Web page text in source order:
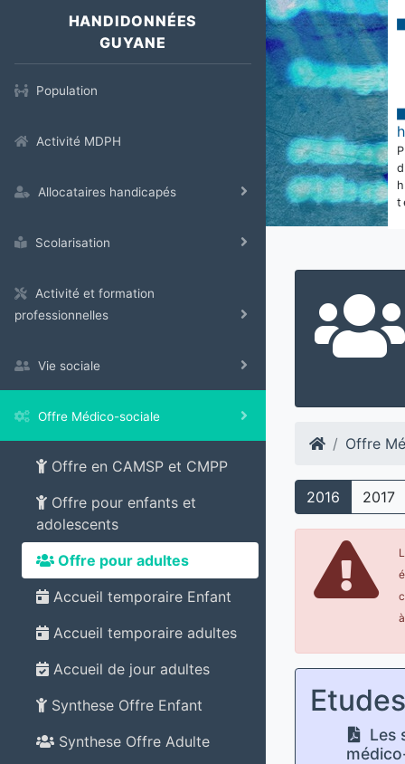
HANDIDONNÉES
GUYANE
Population
Activité MDPH
Allocataires handicapés
Scolarisation
Activité et formation
professionnelles
Vie sociale
Offre Médico-sociale
Offre en CAMSP et CMPP
Offre pour enfants et
adolescents
Offre pour adultes
Accueil temporaire Enfant
Accueil temporaire adultes
Accueil de jour adultes
Synthese Offre Enfant
Synthese Offre Adulte
Offre
2016 2017
Etudes
Les